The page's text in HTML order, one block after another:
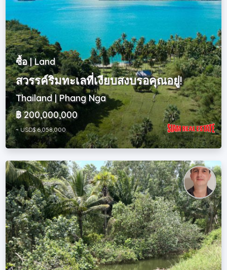
ซื้อ | Land
สวรรค์ริมทะเลที่เงียบสงบรอคุณอยู่!
Thailand | Phang Nga
฿ 200,000,000
~ USD$ 6,058,000